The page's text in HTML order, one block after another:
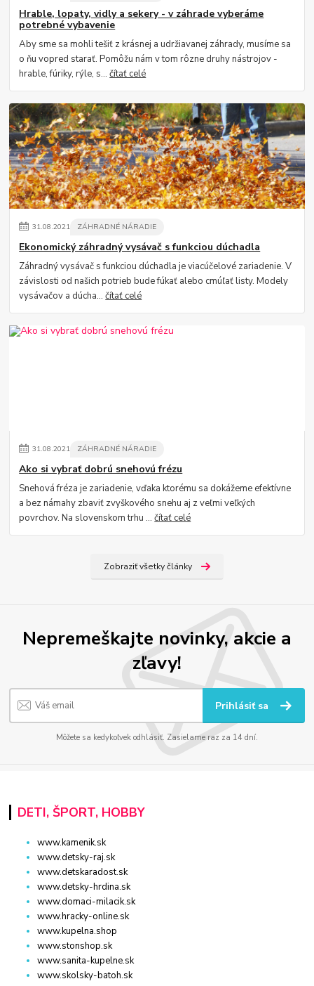
Hrable, lopaty, vidly a sekery - v záhrade vyberáme
potrebné vybavenie
Aby sme sa mohli tešiť z krásnej a udržiavanej záhrady, musíme sa
o ňu vopred starať. Pomôžu nám v tom rôzne druhy nástrojov -
hrable, fúriky, rýle, s...čítať celé
31.08.2021 ZÁHRADNÉ NÁRADIE
Ekonomický záhradný vysávač s funkciou dúchadla
Záhradný vysávač s funkciou dúchadla je viacúčelové zariadenie. V
závislosti od našich potrieb bude fúkať alebo cmúľať listy. Modely
vysávačov a dúcha...čítať celé
31.08.2021 ZÁHRADNÉ NÁRADIE
Ako si vybrať dobrú snehovú frézu
Snehová fréza je zariadenie, vďaka ktorému sa dokážeme efektívne
a bez námahy zbaviť zvyškového snehu aj z veľmi veľkých
povrchov. Na slovenskom trhu ...čítať celé
Zobraziť všetky články
Nepremeškajte novinky, akcie a
zľavy!
Prihlásiť sa
Môžete sa kedykoľvek odhlásiť. Zasielame raz za 14 dní.
DETI, ŠPORT, HOBBY
www.kamenik.sk
www.detsky-raj.sk
www.detskaradost.sk
www.detsky-hrdina.sk
www.domaci-milacik.sk
www.hracky-online.sk
www.kupelna.shop
www.stonshop.sk
www.sanita-kupelne.sk
www.skolsky-batoh.sk